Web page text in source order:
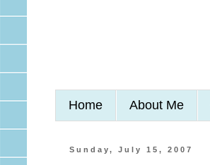
Home About Me
Sunday, July 15, 2007